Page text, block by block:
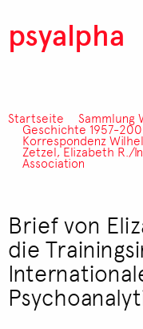
psyalpha
Pfadnavigation
Startseite Sammlung
Geschichte 1957-
Korrespondenz
Zetzel, Elizabeth R./
Association
Brief von
die